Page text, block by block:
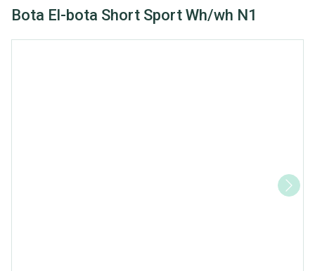
Bota El-bota Short Sport Wh/wh N1